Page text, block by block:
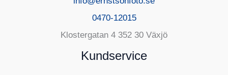
0470-12015
Klostergatan 4 352 30 Växjö
Kundservice